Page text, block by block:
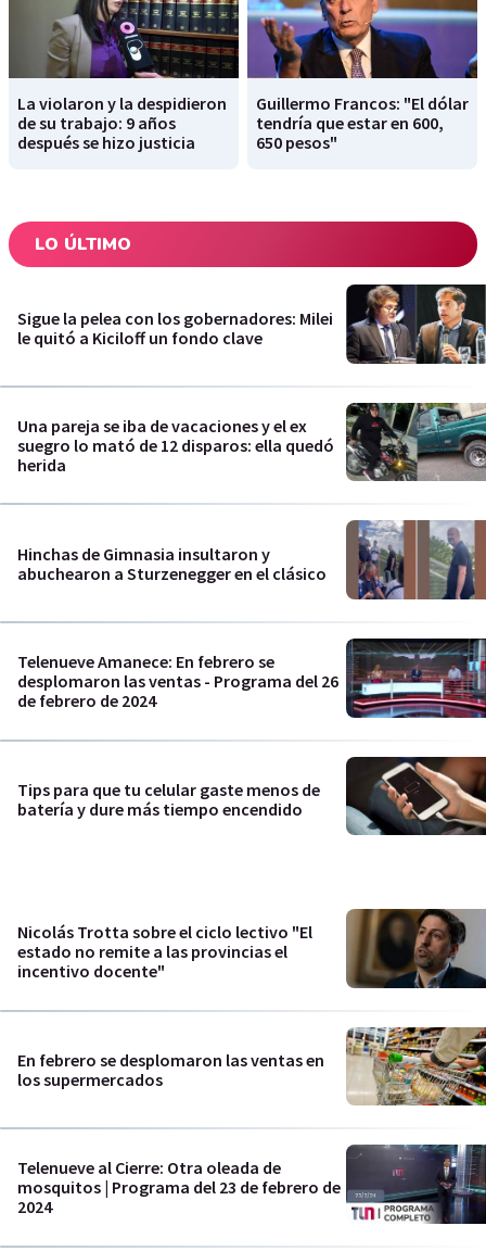
La violaron y la despidieron
de su trabajo: 9 años
después se hizo justicia
Guillermo Francos: "El dólar
tendría que estar en 600,
650 pesos"
LO ÚLTIMO
Sigue la pelea con los gobernadores: Milei
le quitó a Kiciloff un fondo clave
Una pareja se iba de vacaciones y el ex
suegro lo mató de 12 disparos: ella quedó
herida
Hinchas de Gimnasia insultaron y
abuchearon a Sturzenegger en el clásico
Telenueve Amanece: En febrero se
desplomaron las ventas - Programa del 26
de febrero de 2024
Tips para que tu celular gaste menos de
batería y dure más tiempo encendido
Nicolás Trotta sobre el ciclo lectivo "El
estado no remite a las provincias el
incentivo docente"
En febrero se desplomaron las ventas en
los supermercados
Telenueve al Cierre: Otra oleada de
mosquitos | Programa del 23 de febrero de
2024